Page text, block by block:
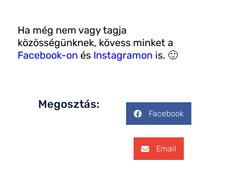
Ha még nem vagy tagja
közösségünknek, kövess minket a
Facebook-on és Instagramon is. 🙂
Megosztás:
Facebook
Email